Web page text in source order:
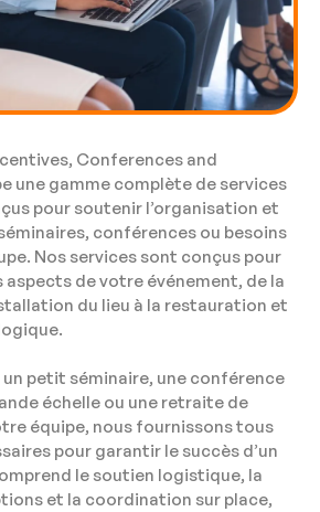
Conferences and
une gamme complète de services
pour soutenir l’organisation et
conférences ou besoins
Nos services sont conçus pour
aspects de votre événement, de la
du lieu à la restauration et
petit séminaire, une conférence
échelle ou une retraite de
équipe, nous fournissons tous
pour garantir le succès d’un
le soutien logistique, la
et la coordination sur place,